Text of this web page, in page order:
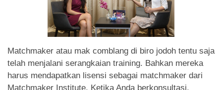
Matchmaker atau mak comblang di biro jodoh tentu saja
telah menjalani serangkaian training. Bahkan mereka
harus mendapatkan lisensi sebagai matchmaker dari
Matchmaker Institute. Ketika Anda berkonsultasi,